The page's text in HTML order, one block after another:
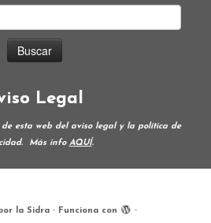
Legal
de esta web del aviso legal y la política de
Más info AQUÍ.
la Sidra · Funciona con ·